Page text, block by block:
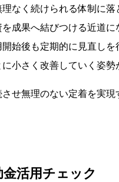
理なく続けられる体制に落
成果へ結びつける近道に
開始後も定期的に見直しを
小さく改善していく姿勢
せ無理のない定着を実現
活用チェック